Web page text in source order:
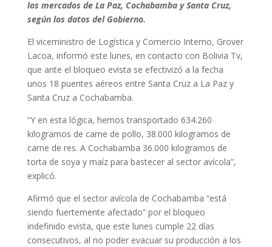
los mercados de La Paz, Cochabamba y Santa Cruz,
según los datos del Gobierno.
El viceministro de Logística y Comercio Interno, Grover
Lacoa, informó este lunes, en contacto con Bolivia Tv,
que ante el bloqueo evista se efectivizó a la fecha
unos 18 puentes aéreos entre Santa Cruz a La Paz y
Santa Cruz a Cochabamba.
“Y en esta lógica, hemos transportado 634.260
kilogramos de carne de pollo, 38.000 kilogramos de
carne de res. A Cochabamba 36.000 kilogramos de
torta de soya y maíz para bastecer al sector avícola”,
explicó.
Afirmó que el sector avícola de Cochabamba “está
siendo fuertemente afectado” por el bloqueo
indefinido evista, que este lunes cumple 22 días
consecutivos, al no poder evacuar su producción a los